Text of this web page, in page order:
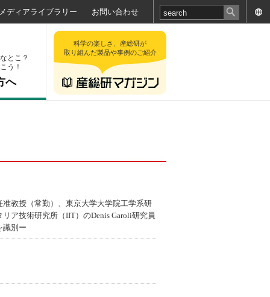
メディアライブラリー お問い合わせ
とこ？
う！
へ
科学の楽しさ、産総研が
取り組んだ製品や事例のご紹介
教授（常勤）、東京大学大学院工学系研
ア技術研究所（IIT）のDenis Garoli研究員
識別ー